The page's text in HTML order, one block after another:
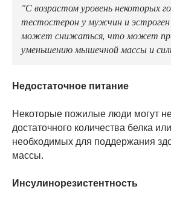
"С возрастом уровень некоторых
тестостерон у мужчин и
может снижаться, что может
уменьшению мышечной массы и
Недостаточное питание
Некоторые пожилые люди могут
достаточного количества белка
необходимых для поддержания
массы.
Инсулинорезистентность